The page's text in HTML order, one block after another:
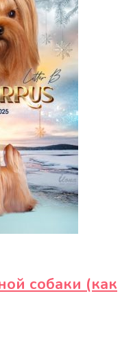
собаки (как